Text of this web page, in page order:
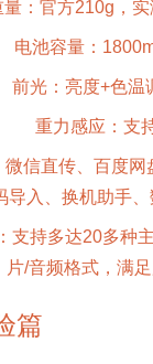
量：官方210g，
电池容量：
前光：亮度+色温
重力感应：支
微信直传、百度网
导入、换机助手
支持多达20多种
片/音频格式，满
篇